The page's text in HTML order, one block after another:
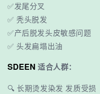
✅发尾分叉
✅ 秃头脱发
✅产后脱发头皮敏感问题
✅ 头发扁塌出油
SDEEN 适合人群：
🔍 长期烫发染发 发质受损